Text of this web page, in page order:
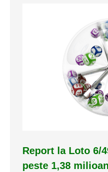
Report la Loto 6/
peste 1,38